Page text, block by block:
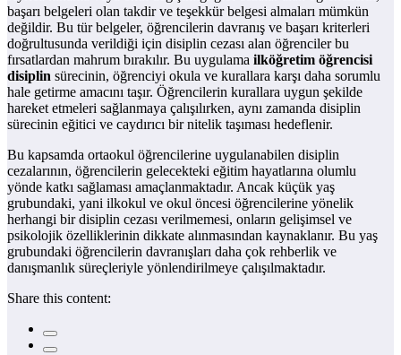
başarı belgeleri olan takdir ve teşekkür belgesi almaları mümkün
değildir. Bu tür belgeler, öğrencilerin davranış ve başarı kriterleri
doğrultusunda verildiği için disiplin cezası alan öğrenciler bu
fırsatlardan mahrum bırakılır. Bu uygulama ilköğretim öğrencisi
disiplin sürecinin, öğrenciyi okula ve kurallara karşı daha sorumlu
hale getirme amacını taşır. Öğrencilerin kurallara uygun şekilde
hareket etmeleri sağlanmaya çalışılırken, aynı zamanda disiplin
sürecinin eğitici ve caydırıcı bir nitelik taşıması hedeflenir.
Bu kapsamda ortaokul öğrencilerine uygulanabilen disiplin
cezalarının, öğrencilerin gelecekteki eğitim hayatlarına olumlu
yönde katkı sağlaması amaçlanmaktadır. Ancak küçük yaş
grubundaki, yani ilkokul ve okul öncesi öğrencilerine yönelik
herhangi bir disiplin cezası verilmemesi, onların gelişimsel ve
psikolojik özelliklerinin dikkate alınmasından kaynaklanır. Bu yaş
grubundaki öğrencilerin davranışları daha çok rehberlik ve
danışmanlık süreçleriyle yönlendirilmeye çalışılmaktadır.
Share this content: